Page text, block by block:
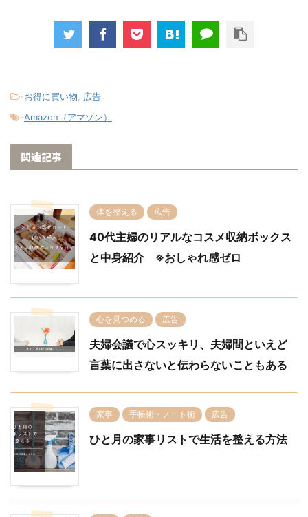
-お得に買い物
広告
-Amazon（アマゾン）
関連記事
体を整える 広告
40代主婦のリアルなコスメ収納ボックス
と中身紹介 ※おしゃれ感ゼロ
心を見つめる 広告
夫婦会議で心スッキリ、夫婦間といえど
言葉に出さないと伝わらないこともある
家事 手帳術・ノート術 広告
ひと月の家事リストで生活を整える方法